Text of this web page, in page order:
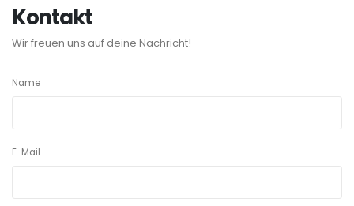
Kontakt
Wir freuen uns auf deine Nachricht!
Name
E-Mail